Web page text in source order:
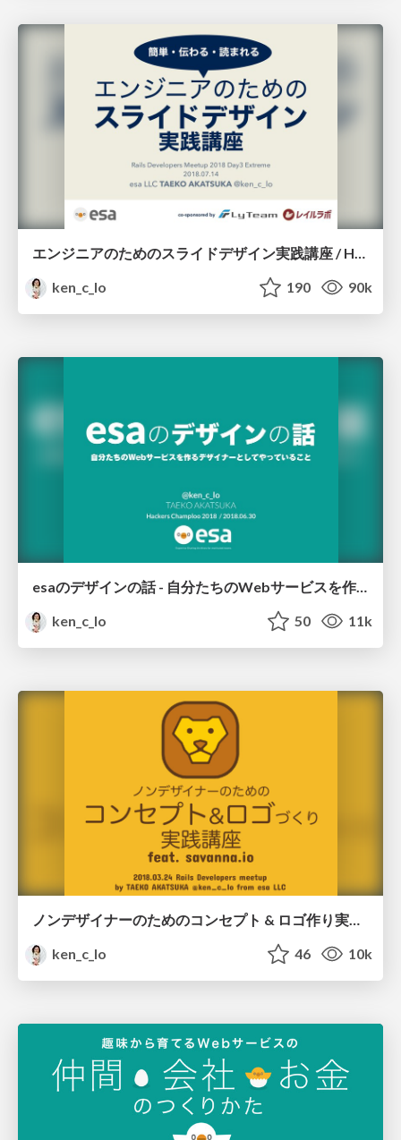
エンジニアのためのスライドデザイン実践講座 / How to design presentations for engineers
ken_c_lo
190 90k
esaのデザインの話 - 自分たちのWebサービスを作るデザイナーとしてやっていること / Design Talk of esa
ken_c_lo
50 11k
ノンデザイナーのためのコンセプト & ロゴ作り実践講座 feat. savanna.io
ken_c_lo
46 10k